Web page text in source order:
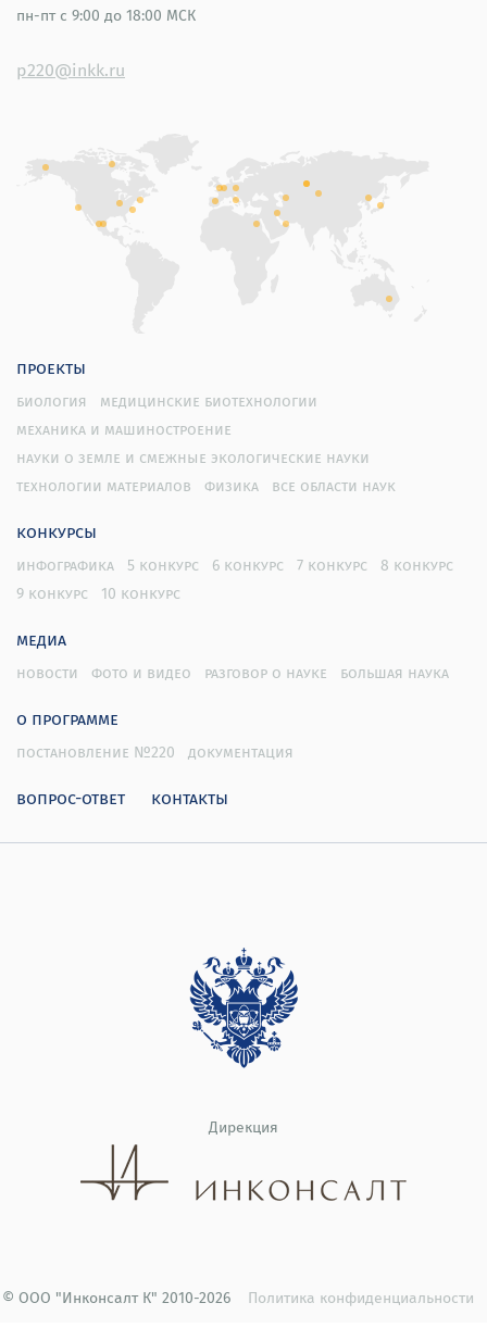
пн-пт с 9:00 до 18:00 МСК
p220@inkk.ru
проекты
биология
медицинские биотехнологии
механика и машиностроение
науки о земле и смежные экологические науки
технологии материалов
физика все области наук
конкурсы
инфографика 5 конкурс 6 конкурс 7 конкурс
8 конкурс
9 конкурс
10 конкурс
медиа
новости фото и видео разговор о науке большая наука
о программе
постановление №220 документация
вопрос-ответ контакты
Дирекция
© ООО "Инконсалт К" 2010-2026 Политика конфиденциальности